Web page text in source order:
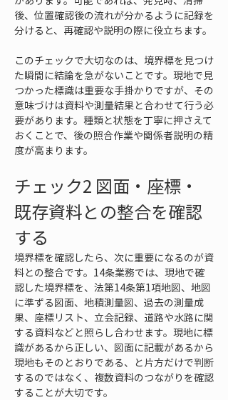
後、位置確認後の流れが分かるように記録を
分けると、再確認や説明の際に役立ちます。
このチェックで大切なのは、境界標を見つけ
た瞬間に結論を急がないことです。現地で見
つかった標識は重要な手掛かりですが、その
意味づけは資料や測量結果と合わせて行う必
要があります。種類と状態を丁寧に押さえて
おくことで、後の照合作業や関係者説明の精
度が高まります。
チェック2 図面・座標・
既存資料との整合を確認
する
境界標を確認したら、次に重要になるのが資
料との整合です。14条業務では、現地で確
認した境界標を、法第14条第1項地図、地図
に準ずる図面、地積測量図、過去の測量成
果、座標リスト、立会記録、道路や水路に関
する資料などと照らし合わせます。現地に標
識があるから正しい、図面に記載があるから
現地もそのとおりである、と片方だけで判断
するのではなく、複数資料のつながりを確認
することが大切です。